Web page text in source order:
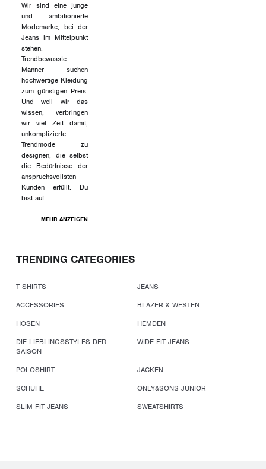
Wir sind eine junge
und ambitionierte
Modemarke, bei der
Jeans im Mittelpunkt
stehen.
Trendbewusste
Männer suchen
hochwertige Kleidung
zum günstigen Preis.
Und weil wir das
wissen, verbringen
wir viel Zeit damit,
unkomplizierte
Trendmode zu
designen, die selbst
die Bedürfnisse der
anspruchsvollsten
Kunden erfüllt. Du
bist auf
MEHR ANZEIGEN
TRENDING CATEGORIES
T-SHIRTS
JEANS
ACCESSORIES
BLAZER & WESTEN
HOSEN
HEMDEN
DIE LIEBLINGSSTYLES DER
SAISON
WIDE FIT JEANS
POLOSHIRT
JACKEN
SCHUHE
ONLY&SONS JUNIOR
SLIM FIT JEANS
SWEATSHIRTS